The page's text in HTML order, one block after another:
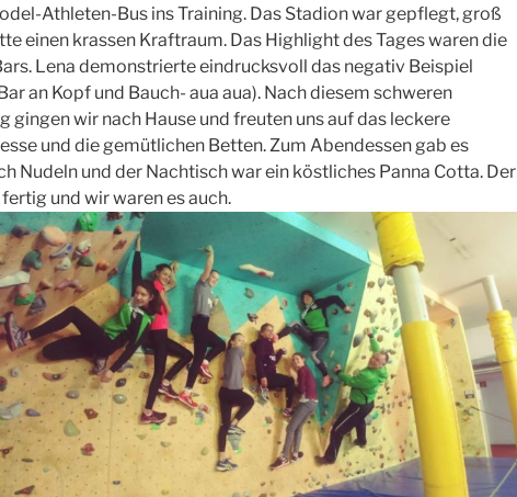
Athleten-Bus ins Training. Das Stadion war gepflegt, groß
einen krassen Kraftraum. Das Highlight des Tages waren die
Lena demonstrierte eindrucksvoll das negativ Beispiel
an Kopf und Bauch- aua aua). Nach diesem schweren
gingen wir nach Hause und freuten uns auf das leckere
und die gemütlichen Betten. Zum Abendessen gab es
Nudeln und der Nachtisch war ein köstliches Panna Cotta. Der
und wir waren es auch.